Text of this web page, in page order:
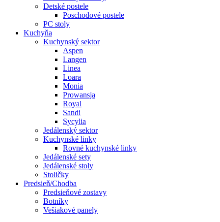
Detské postele
Poschodové postele
PC stoly
Kuchyňa
Kuchynský sektor
Aspen
Langen
Linea
Loara
Monia
Prowansja
Royal
Sandi
Sycylia
Jedálenský sektor
Kuchynské linky
Rovné kuchynské linky
Jedálenské sety
Jedálenské stoly
Stoličky
Predsieň/Chodba
Predsieňové zostavy
Botníky
Vešiakové panely